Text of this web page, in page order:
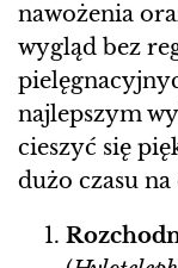
nawożenia
wygląd bez
najlepszym
cieszyć się
dużo czasu